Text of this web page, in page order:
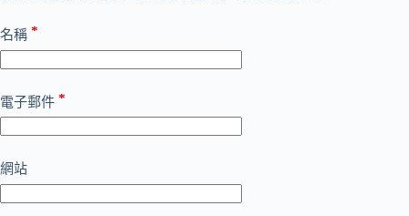
名稱 *
電子郵件 *
網站